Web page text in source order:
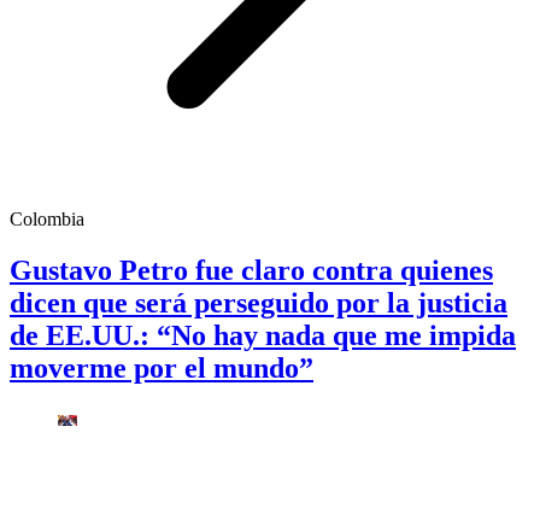
Colombia
Gustavo Petro fue claro contra quienes
dicen que será perseguido por la justicia
de EE.UU.: “No hay nada que me impida
moverme por el mundo”